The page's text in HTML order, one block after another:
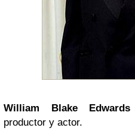
William BlakeEdwards
productor y actor.